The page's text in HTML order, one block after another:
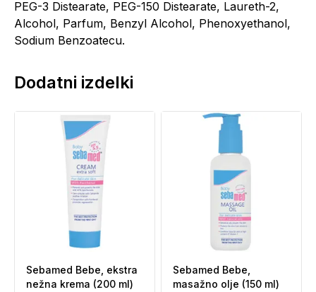
PEG-3 Distearate, PEG-150 Distearate, Laureth-2,
Alcohol, Parfum, Benzyl Alcohol, Phenoxyethanol,
Sodium Benzoatecu.
Dodatni izdelki
Sebamed Bebe, ekstra
nežna krema (200 ml)
Sebamed Bebe,
masažno olje (150 ml)